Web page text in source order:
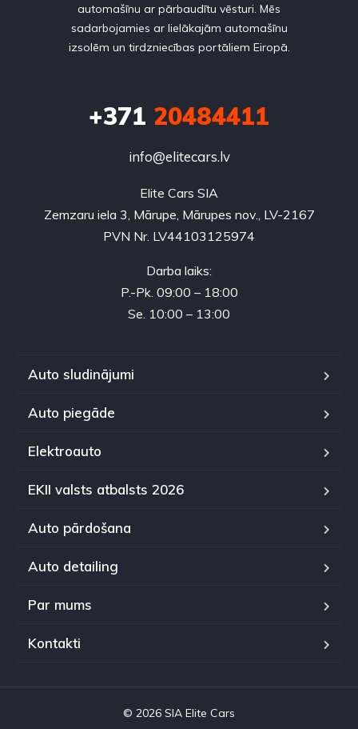
automašīnu ar pārbaudītu vēsturi. Mēs
sadarbojamies ar lielākajām automašīnu
izsolēm un tirdzniecības portāliem Eiropā.
+371 20484411
info@elitecars.lv
Elite Cars SIA
Zemzaru iela 3, Mārupe, Mārupes nov., LV-2167
PVN Nr. LV44103125974
Darba laiks:
P.-Pk. 09:00 – 18:00
Se. 10:00 – 13:00
Auto sludinājumi
Auto piegāde
Elektroauto
EKII valsts atbalsts 2026
Auto pārdošana
Auto detailing
Par mums
Kontakti
© 2026 SIA Elite Cars